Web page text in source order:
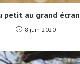
petit au grand écran
8 juin 2020